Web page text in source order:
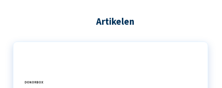
Artikelen